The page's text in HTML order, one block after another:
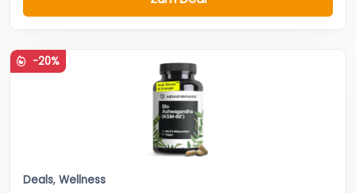
-20%
Deals, Wellness